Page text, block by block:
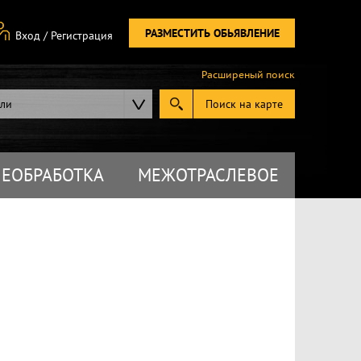
РАЗМЕСТИТЬ ОБЬЯВЛЕНИЕ
Вход / Регистрация
Поиск на карте
Расширеный поиск
МЕЖОТРАСЛЕВОЕ